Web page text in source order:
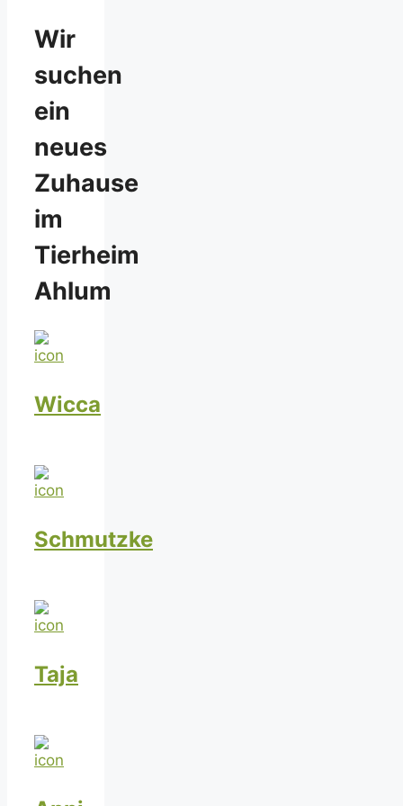
Wir
suchen
ein
neues
Zuhause
im
Tierheim
Ahlum
Wicca
Schmutzke
Taja